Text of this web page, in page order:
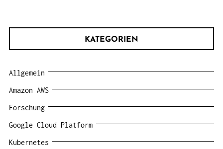
KATEGORIEN
Allgemein
Amazon AWS
Forschung
Google Cloud Platform
Kubernetes